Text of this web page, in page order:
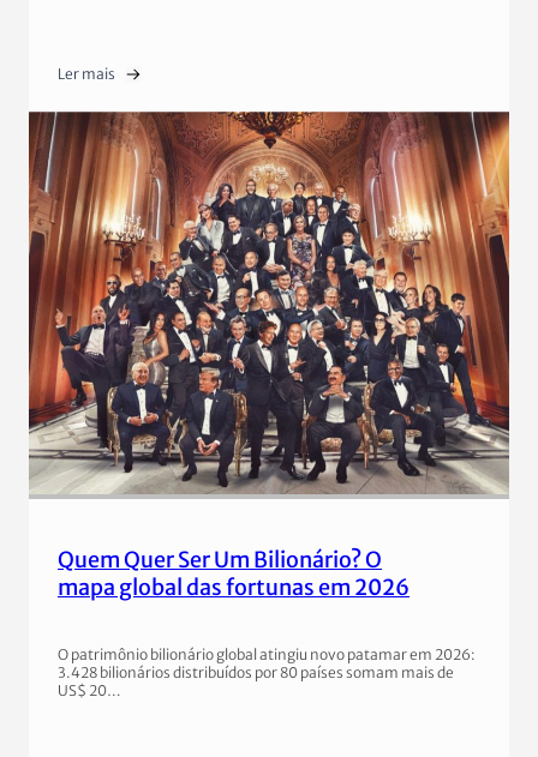
Ler mais
Quem Quer Ser Um Bilionário? O
mapa global das fortunas em 2026
O patrimônio bilionário global atingiu novo patamar em 2026:
3.428 bilionários distribuídos por 80 países somam mais de
US$ 20…